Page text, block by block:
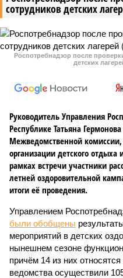
сотрудников детских
Роспотребнадзор после
детских
Руководитель Управления
Республике Татьяна
Межведомственной
организации детского отдыха
рамках встречи участники
летней оздоровительной
итоги её проведения.
Управлением
были обобщены
мероприятий в детских
нынешнем сезоне
причём 14 из них
ведомства осуществили